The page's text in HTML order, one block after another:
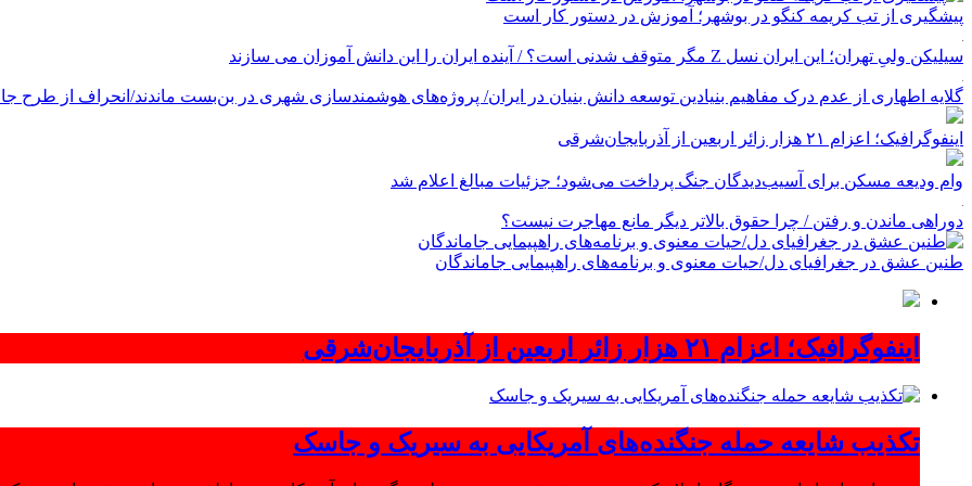
پیشگیری از تب کریمه کنگو در بوشهر؛ آموزش در دستور کار است
سیلیکن ولیِ تهران؛ این ایران نسل Z مگر متوقف شدنی است؟ / آینده ایران را این دانش آموزان می سازند
گلایه اطهاری از عدم درک مفاهیم بنیادین توسعه دانش بنیان در ایران/ پروژه‌های هوشمندسازی شهری در بن‌بست ماندند/انحراف از طرح جامع ۱۳۸۶ به کشور
اینفوگرافیک؛ اعزام ۲۱ هزار زائر اربعین از آذربایجان‌شرقی
وام ودیعه مسکن برای آسیب‌دیدگان جنگ پرداخت می‌شود؛ جزئیات مبالغ اعلام شد
دوراهی ماندن و رفتن / چرا حقوق بالاتر دیگر مانع مهاجرت نیست؟
طنین عشق در جغرافیای دل/حیات معنوی و برنامه‌های راهپیمایی جاماندگان
اینفوگرافیک؛ اعزام ۲۱ هزار زائر اربعین از آذربایجان‌شرقی
تکذیب شایعه حمله جنگنده‌های آمریکایی به سیریک و جاسک